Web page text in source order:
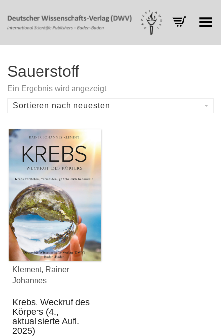
Toggle Menu
Sauerstoff
Ein Ergebnis wird angezeigt
Sortieren nach neuesten
Klement, Rainer
Johannes
Krebs. Weckruf des
Körpers (4.,
aktualisierte Aufl.
2025)